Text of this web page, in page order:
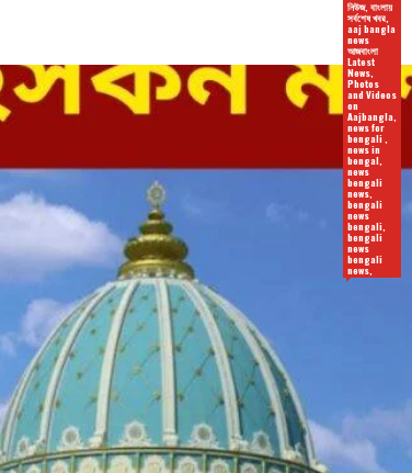
নিউজ, বাংলায়
সর্বশেষ খবর,
aaj bangla
news
আজবাংলা
Latest
News,
Photos
and Videos
on
Aajbangla,
news for
bengali ,
news in
bengal,
news
bengali
news,
bengali
news
bengali,
bengali
news
bengali
news,